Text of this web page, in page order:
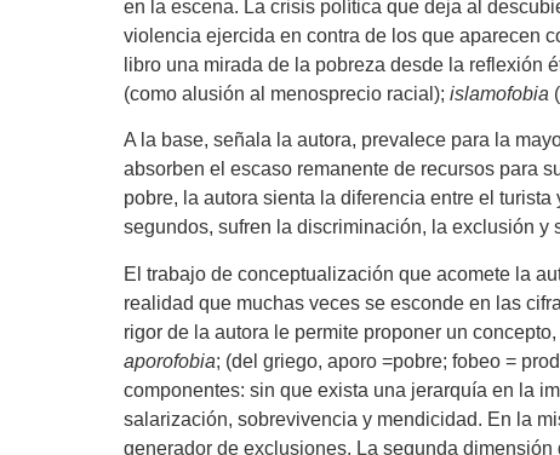
en la escena. La crisis política que deja al
violencia ejercida en contra de los que aparecen
libro una mirada de la pobreza desde la reflexión
(como alusión al menosprecio racial); islamofobia
A la base, señala la autora, prevalece para la
absorben el escaso remanente de recursos para
pobre, la autora sienta la diferencia entre el
segundos, sufren la discriminación, la exclusión y
El trabajo de conceptualización que acomete la
realidad que muchas veces se esconde en las
rigor de la autora le permite proponer un
aporofobia; (del griego, aporo =pobre; fobeo =
componentes: sin que exista una jerarquía en la
salarización, sobrevivencia y mendicidad. En la
generador de exclusiones. La segunda